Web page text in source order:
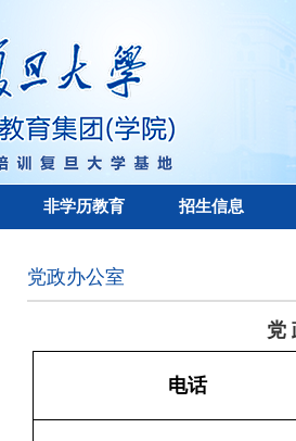
非学历教育 招生信息
党政办公室
党 政 办
电话